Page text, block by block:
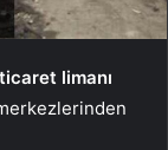
limanı